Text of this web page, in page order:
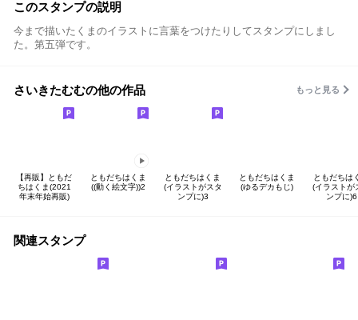
このスタンプの説明
今まで描いたくまのイラストに言葉をつけたりしてスタンプにしまし
た。第五弾です。
さいきたむむの他の作品 もっと見る
【再販】ともだ
ちはくま(2021
年末年始再販)
ともだちはくま
((動く絵文字))2
ともだちはくま
(イラストがスタ
ンプに)3
ともだちはくま
(ゆるデカもじ)
ともだちは
(イラストが
ンプに)6
関連スタンプ